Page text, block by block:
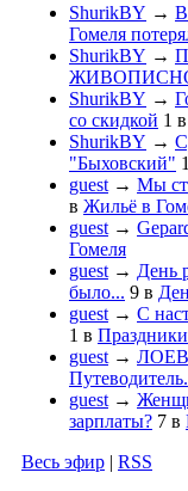
ShurikBY → В
Гомеля
ShurikBY →
ShurikBY →
со скидкой 1 в
ShurikBY →
"Быховский" 1
guest → Мы
в Жильё в
guest →
Гомеля
guest → День
было... 9 в
guest → С
1 в Праздники
guest → ЛОЕВ.
Путеводитель.
guest →
зарплаты? 7 в
Весь эфир | RSS